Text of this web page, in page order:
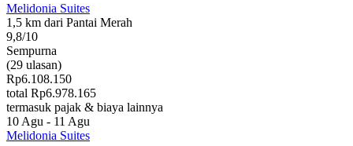
Melidonia Suites
1,5 km dari Pantai Merah
9,8/10
Sempurna
(29 ulasan)
Rp6.108.150
total Rp6.978.165
termasuk pajak & biaya lainnya
10 Agu - 11 Agu
Melidonia Suites